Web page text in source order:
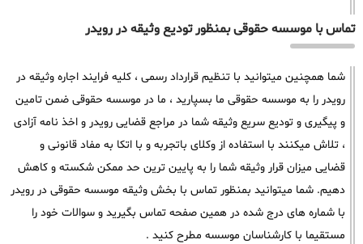
تماس با موسسه حقوقی بمنظور تودیع وثیقه در رویدر
شما همچنین میتوانید با تنظیم قرارداد رسمی ، کلیه فرایند اجاره وثیقه در
رویدر را به موسسه حقوقی ما بسپارید ، ما در موسسه حقوقی ضمن تامین
و پیگیری و تودیع سریع وثیقه شما در مراجع قضایی رویدر و اخذ نامه آزادی
، تلاش میکنند با استفاده از وکلای باتجربه و با اتکا به مفاد قانونی و
قضایی میزان قرار وثیقه شما را به پایین ترین حد ممکن شکسته و کاهش
دهیم. شما میتوانید بمنظور تماس با بخش وثیقه موسسه حقوقی در رویدر
با شماره های درج شده در همین صفحه تماس بگیرید و سوالات خود را
مستقیما با کارشناسان موسسه مطرح کنید .